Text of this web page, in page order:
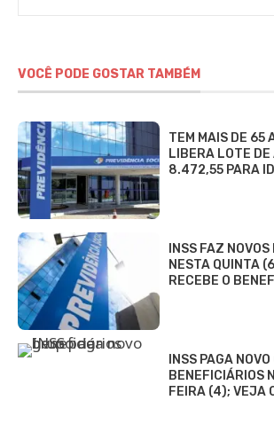
VOCÊ PODE GOSTAR TAMBÉM
TEM MAIS DE 65
LIBERA LOTE DE
8.472,55 PARA
INSS FAZ
NESTA QUINTA
RECEBE O
INSS PAGA
BENEFICIÁRIOS
FEIRA (4); VEJA